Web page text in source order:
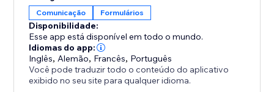
incluindo páginas de produtos, páginas de coleções,
páginas de carrinho e muito mais, otimizando seu
fluxo de trabalho e melhorando o engajamento do
cliente. Crie formulários facilmente, capture dados
essenciais e forneça suporte ao cliente de primeira
Comunicação Formulários
Disponibilidade:
Esse app está disponível em todo o mundo.
Idiomas do app:
Inglês, Alemão, Francês, Português
Você pode traduzir todo o conteúdo do aplicativo
exibido no seu site para qualquer idioma.